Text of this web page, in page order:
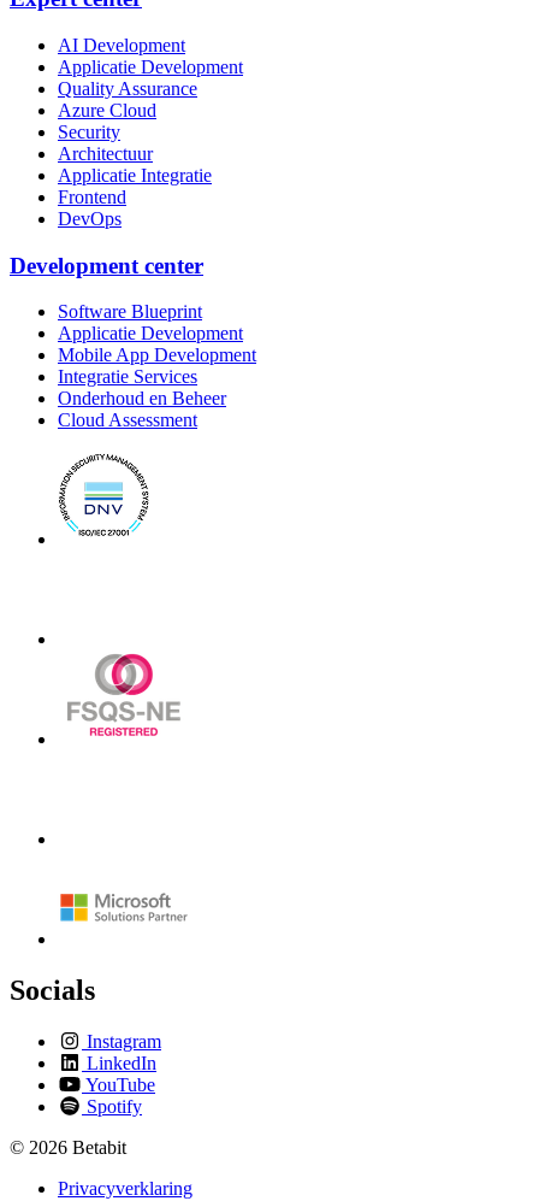
AI Development
Applicatie Development
Quality Assurance
Azure Cloud
Security
Architectuur
Applicatie Integratie
Frontend
DevOps
Development center
Software Blueprint
Applicatie Development
Mobile App Development
Integratie Services
Onderhoud en Beheer
Cloud Assessment
Socials
Instagram
LinkedIn
YouTube
Spotify
© 2026 Betabit
Privacyverklaring